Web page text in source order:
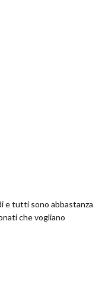
e tutti sono abbastanza
che vogliano